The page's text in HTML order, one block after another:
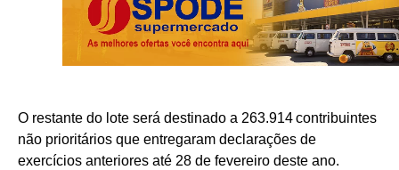
O restante do lote será destinado a 263.914 contribuintes
não prioritários que entregaram declarações de
exercícios anteriores até 28 de fevereiro deste ano.